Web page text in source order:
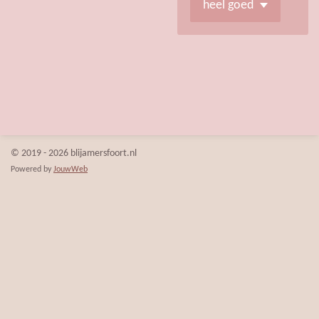
© 2019 - 2026 blijamersfoort.nl
Powered by JouwWeb